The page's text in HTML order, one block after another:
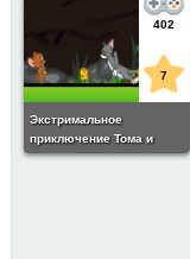
402
7
Экстримальное
приключение Тома и
Джерри 2 (Tom & Jerry: